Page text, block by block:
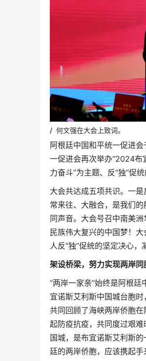
/ 何文强在大会上致词。
阿根廷中国和平统一促进
一促进会再次举办“2024布
力奋斗”为主题、反“独”促统
大会共达成五项共识。一
常来往、大融合，是我们
同声音。大会号召中南美
民族伟大复兴的中国梦！
人反“独”促统的坚定决心
架设桥梁，努力实现两岸同
“两岸一家亲”始终是阿根
宜诺斯艾利斯中国城台胞
共同回顾了海峡两岸侨胞
起防疫抗疫，共同度过艰
国城，是布宜诺斯艾利斯
廷的两岸侨胞，应该携起手